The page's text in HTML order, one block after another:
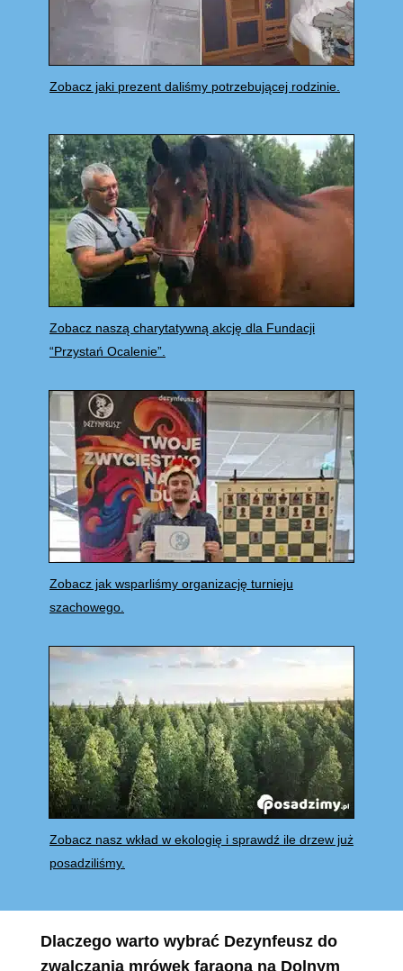
Zobacz jaki prezent daliśmy potrzebującej rodzinie.
Zobacz naszą charytatywną akcję dla Fundacji
“Przystań Ocalenie”.
Zobacz jak wsparliśmy organizację turnieju
szachowego.
Zobacz nasz wkład w ekologię i sprawdź ile drzew już
posadziliśmy.
Dlaczego warto wybrać Dezynfeusz do
zwalczania mrówek faraona na Dolnym